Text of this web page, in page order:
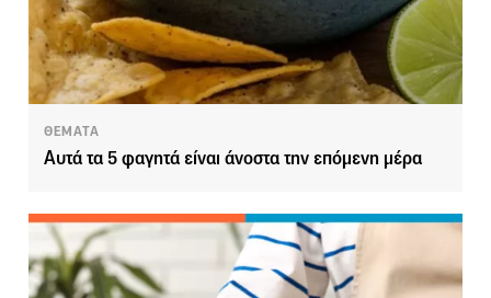
ΘΕΜΑΤΑ
Αυτά τα 5 φαγητά είναι άνοστα την επόμενη μέρα